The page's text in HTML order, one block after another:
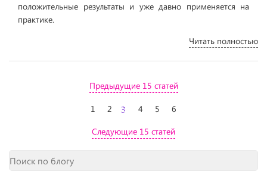
положительные результаты и уже давно применяется на
практике.
Читать полностью
Предыдущие 15 статей
1 2 3 4 5
6
Следующие 15 статей